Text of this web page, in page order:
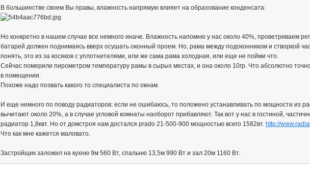
В большинстве своем Вы правы, влажность напрямую влияет на образование конденсата:
Но конкретно в нашем случае все немного иначе. Влажность напомню у нас около 40%, проветриваем
батарей должен поднимаясь вверх осушать оконный проем. Но, рама между подоконником и створкой
понять, это из за косяков с уплотнителями, или же сама рама холодная, или еще не пойми что.
Сейчас померили пирометром температуру рамы в сырых местах, и она около 10гр. Что абсолютно
в помещении.
Похоже надо позвать какого то специалиста по окнам.
И еще немного по поводу радиаторов: если не ошибаюсь, то положено устанавливать по мощности из
вычитают около 20%, а в случае угловой комнаты наоборот прибавляют. Так вот у нас в гостиной,
радиатор 1,8квт. Но от домстроя нам достался prado 21-500-900 мощностью всего 1582вт. http://
Что как мне кажется маловато.
Застройщик заложил на кухню 9м 560 Вт, спальню 13,5м 990 Вт и зал 20м 1160 Вт.